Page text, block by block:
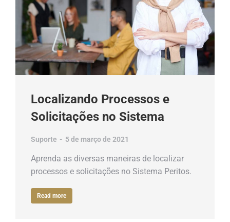
Localizando Processos e
Solicitações no Sistema
Suporte 5 de março de 2021
Aprenda as diversas maneiras de localizar
processos e solicitações no Sistema Peritos.
Read more